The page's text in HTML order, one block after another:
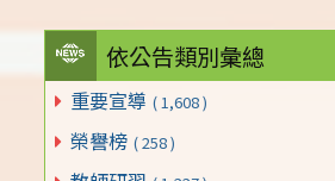
依公告類別彙總
重要宣導 ( 1,608 )
榮譽榜 ( 258 )